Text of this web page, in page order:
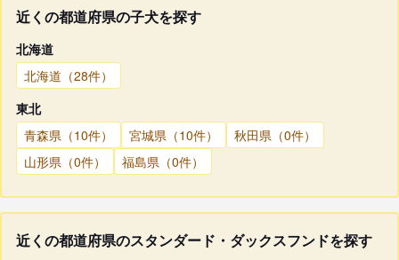
近くの都道府県の子犬を探す
北海道
北海道（28件）
東北
青森県（10件）
宮城県（10件）
秋田県（0件）
山形県（0件）
福島県（0件）
近くの都道府県のスタンダード・ダックスフンドを探す